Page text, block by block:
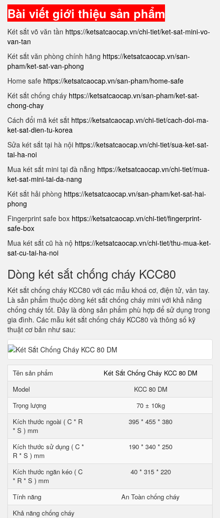
Bài viết giới thiệu sản phẩm
Két sắt võ văn tần https://ketsatcaocap.vn/chi-tiet/ket-sat-mini-vo-
van-tan
Két sắt văn phòng chính hãng https://ketsatcaocap.vn/san-
pham/ket-sat-van-phong
Home safe https://ketsatcaocap.vn/san-pham/home-safe
Két sắt chống cháy https://ketsatcaocap.vn/san-pham/ket-sat-
chong-chay
Cách đổi mã két sắt https://ketsatcaocap.vn/chi-tiet/cach-doi-ma-
ket-sat-dien-tu-korea
Sửa két sắt tại hà nội https://ketsatcaocap.vn/chi-tiet/sua-ket-sat-
tai-ha-noi
Mua két sắt mini tại đà nẵng https://ketsatcaocap.vn/chi-tiet/mua-
ket-sat-mini-tai-da-nang
Két sắt hải phòng https://ketsatcaocap.vn/san-pham/ket-sat-hai-
phong
Fingerprint safe box https://ketsatcaocap.vn/chi-tiet/fingerprint-
safe-box
Mua két sắt cũ hà nộ https://ketsatcaocap.vn/chi-tiet/thu-mua-ket-
sat-cu-tai-ha-noi
Dòng két sắt chống cháy KCC80
Két sắt chống cháy KCC80 với các mẫu khoá cơ, điện tử, vân tay.
Là sản phẩm thuộc dòng két sắt chống cháy mini với khả năng
chống cháy tốt. Đây là dòng sản phẩm phù hợp để sử dụng trong
gia đình. Các mẫu két sắt chống cháy KCC80 và thông số kỹ
thuật cơ bản như sau:
Tên sản phẩm
Két Sắt Chống Cháy KCC 80 DM
Model
KCC 80 DM
Trọng lượng
70 ± 10kg
Kích thước ngoài ( C * R
* S ) mm
395 * 455 * 380
Kích thước sử dụng ( C *
R * S ) mm
190 * 340 * 250
Kích thước ngăn kéo ( C
* R * S ) mm
40 * 315 * 220
Tính năng
An Toàn chống cháy
Khả năng chống cháy